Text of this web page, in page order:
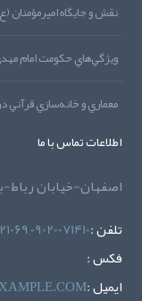
نقش و جايگاه اميرمؤمنان
ويژگي‌هاي حکومت امام
معماري و خانه‌سازي
اطلاعات تماس با ما
اصفهان-خیابان رباط-
تلفن :
فکس :
ايميل :